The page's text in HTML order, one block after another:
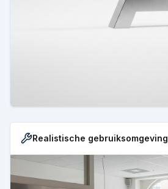
Realistische gebruiksomgeving